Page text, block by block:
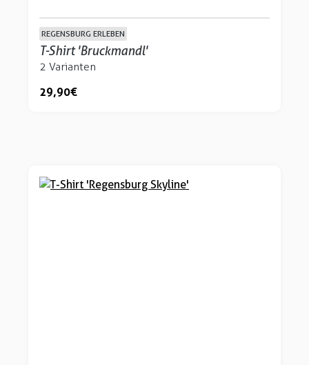
REGENSBURG ERLEBEN
T-Shirt 'Bruckmandl'
2 Varianten
29,90 €